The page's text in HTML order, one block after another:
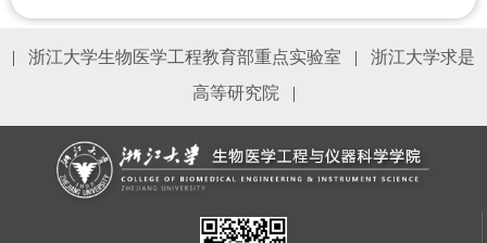
| 浙江大学生物医学工程教育部重点实验室 |
浙江大学求是
高等研究院
|